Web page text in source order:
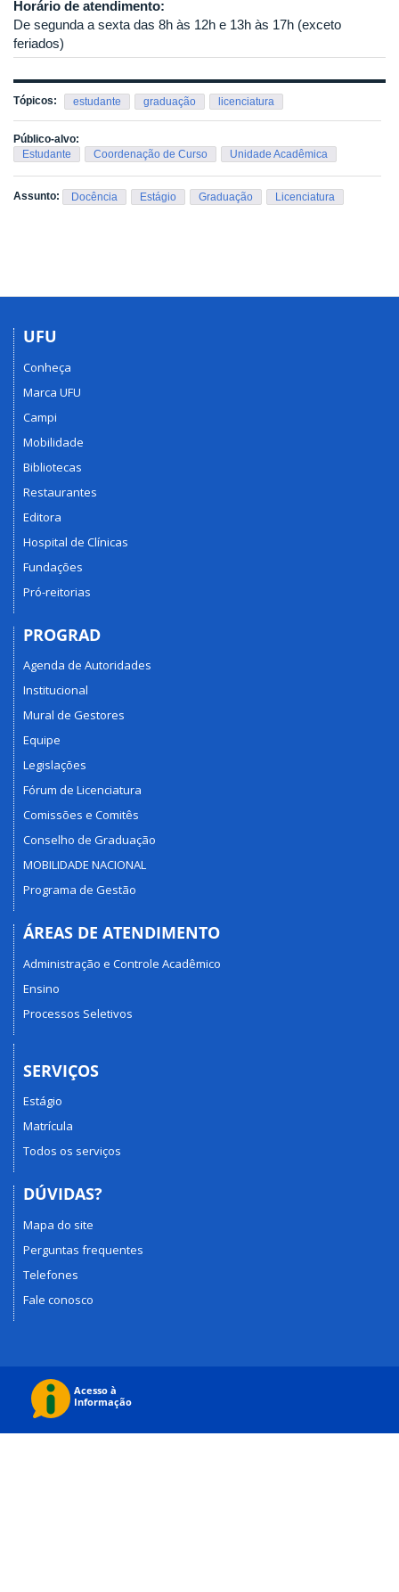
Horário de atendimento:
De segunda a sexta das 8h às 12h e 13h às 17h (exceto
feriados)
Tópicos: estudante graduação licenciatura
Público-alvo:
Estudante
Coordenação de Curso Unidade Acadêmica
Assunto: Docência Estágio Graduação Licenciatura
UFU
Conheça
Marca UFU
Campi
Mobilidade
Bibliotecas
Restaurantes
Editora
Hospital de Clínicas
Fundações
Pró-reitorias
PROGRAD
Agenda de Autoridades
Institucional
Mural de Gestores
Equipe
Legislações
Fórum de Licenciatura
Comissões e Comitês
Conselho de Graduação
MOBILIDADE NACIONAL
Programa de Gestão
ÁREAS DE ATENDIMENTO
Administração e Controle Acadêmico
Ensino
Processos Seletivos
SERVIÇOS
Estágio
Matrícula
Todos os serviços
DÚVIDAS?
Mapa do site
Perguntas frequentes
Telefones
Fale conosco